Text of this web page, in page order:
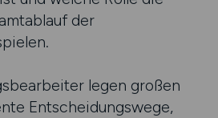
der
legen großen
Entscheidungswege,